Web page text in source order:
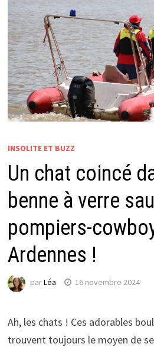
INSOLITE ET BUZZ
Un chat coincé
benne à verre
pompiers-
Ardennes !
parLéa 16 novembre 2024
Ah, les chats ! Ces adorables
trouvent toujours le moyen de